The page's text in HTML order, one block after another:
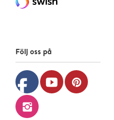
Följ oss på
facebook youtube pinterest
instagram